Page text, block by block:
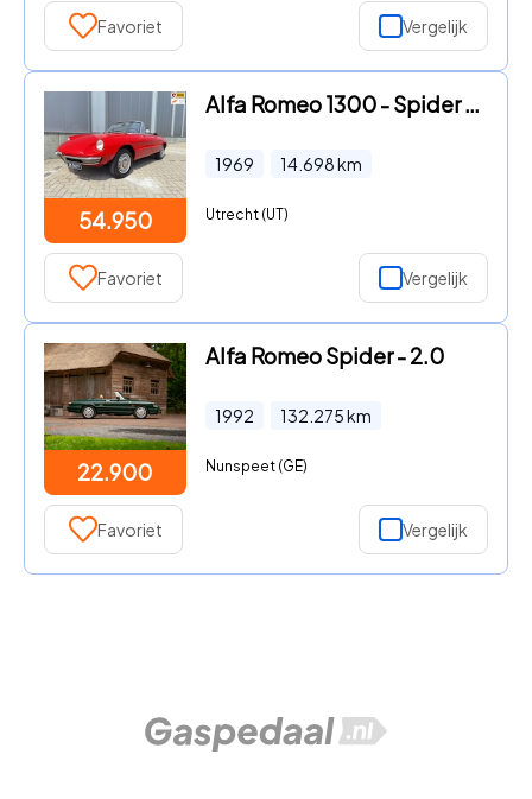
Favoriet Vergelijk
54.950
Alfa Romeo 1300 - Spider Duetto Junior
1969 14.698km
Utrecht (UT)
Favoriet Vergelijk
22.900
Alfa Romeo Spider - 2.0
1992 132.275km
Nunspeet (GE)
Favoriet Vergelijk